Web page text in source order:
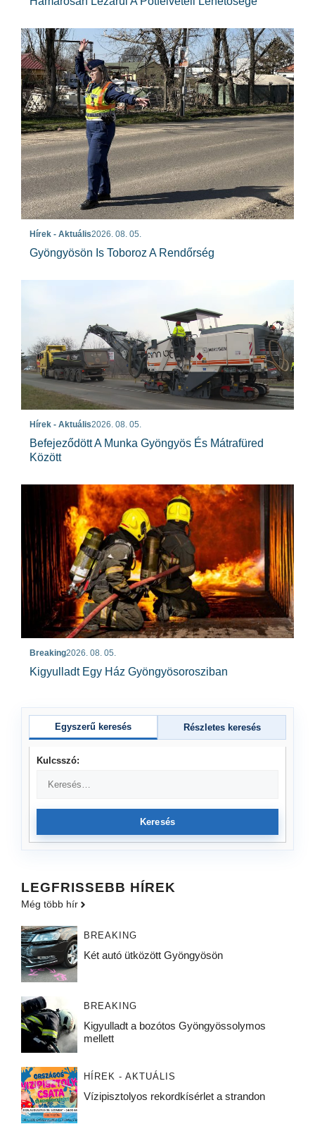
Hírek - Aktuális2026. 08. 05.
Gyöngyösön Is Toboroz A Rendőrség
Hírek - Aktuális2026. 08. 05.
Befejeződött A Munka Gyöngyös És Mátrafüred
Között
Breaking2026. 08. 05.
Kigyulladt Egy Ház Gyöngyösorosziban
Egyszerű keresés Részletes keresés
Kulcsszó:
Keresés
LEGFRISSEBB HÍREK
Még több hír
BREAKING
Két autó ütközött Gyöngyösön
BREAKING
Kigyulladt a bozótos Gyöngyössolymos
mellett
HÍREK - AKTUÁLIS
Vízipisztolyos rekordkísérlet a strandon